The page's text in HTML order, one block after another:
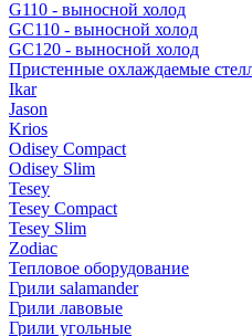
G110 - выносной холод
GC110 - выносной холод
GC120 - выносной холод
Пристенные охлаждаемые
Ikar
Jason
Krios
Odisey Compact
Odisey Slim
Tesey
Tesey Compact
Tesey Slim
Zodiac
Тепловое оборудование
Грили salamander
Грили лавовые
Грили угольные